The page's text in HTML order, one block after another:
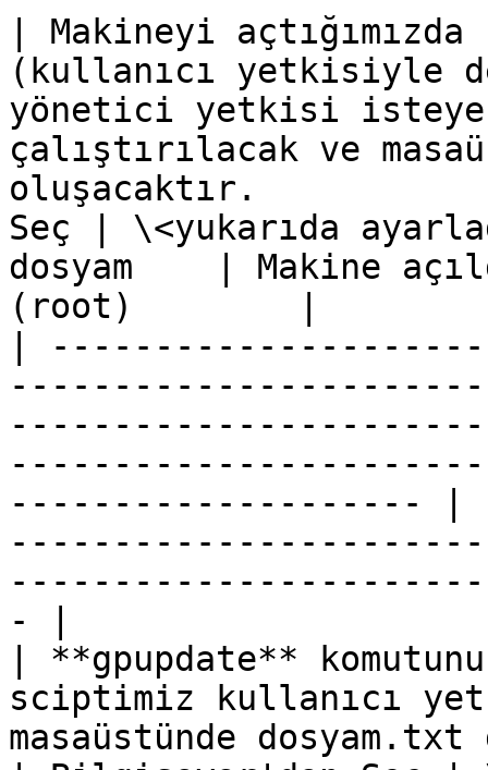
| Makineyi
(kullanıcı yetkisiyle
yönetici yetkisi
çalıştırılacak ve
oluşacaktır.
Seç | \<yukarıda
dosyam    | Makine
(root)        |
|
-------------------- |
- |
| **gpupdate**
sciptimiz kullanıcı
masaüstünde